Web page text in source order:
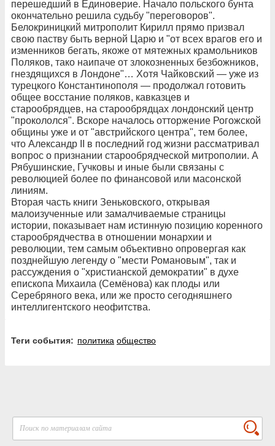
перешедший в Единоверие. Начало польского бунта
окончательно решила судьбу "переговоров".
Белокриницкий митрополит Кирилл прямо призвал
свою паству быть верной Царю и "от всех врагов его и
изменников бегать, якоже от мятежных крамольников
Поляков, тако наипаче от злокозненных безбожников,
гнездящихся в Лондоне"… Хотя Чайковский — уже из
турецкого Константинополя — продолжал готовить
общее восстание поляков, кавказцев и
старообрядцев, на старообрядцах лондонский центр
"прокололся". Вскоре началось отторжение Рогожской
общины уже и от "австрийского центра", тем более,
что Александр II в последний год жизни рассматривал
вопрос о признании старообрядческой митрополии. А
Рябушинские, Гучковы и иные были связаны с
революцией более по финансовой или масонской
линиям.
Вторая часть книги Зеньковского, открывая
малоизученные или замалчиваемые страницы
истории, показывает нам истинную позицию коренного
старообрядчества в отношении монархии и
революции, тем самым объективно опровергая как
позднейшую легенду о "мести Романовым", так и
рассуждения о "христианской демократии" в духе
епископа Михаила (Семёнова) как плоды или
Серебряного века, или же просто сегодняшнего
интеллигентского неофитства.
Теги события: политика общество